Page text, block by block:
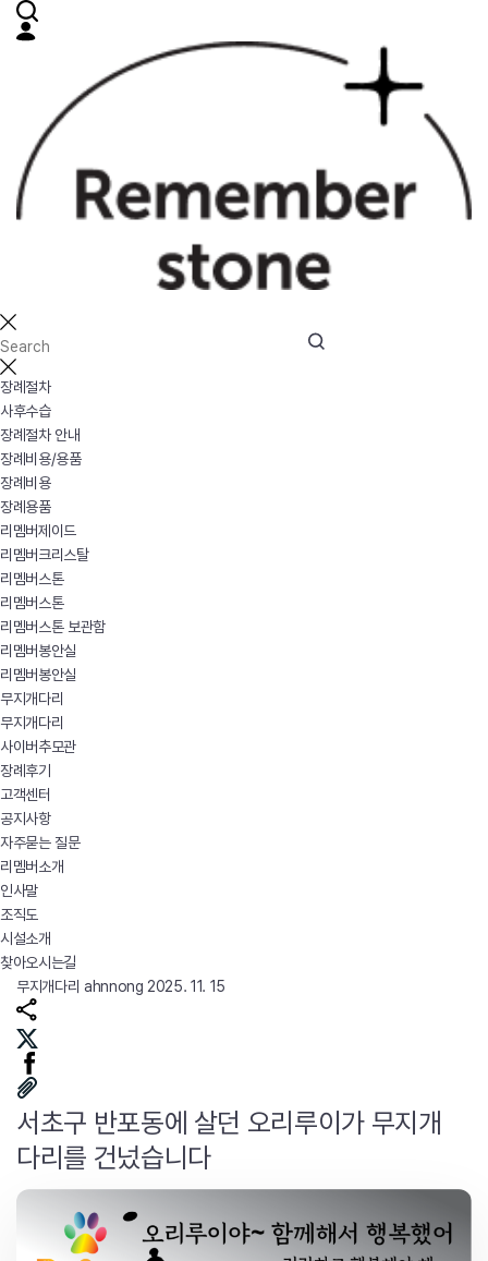
장례절차
사후수습
장례절차 안내
장례비용/용품
장례비용
장례용품
리멤버제이드
리멤버크리스탈
리멤버스톤
리멤버스톤
리멤버스톤 보관함
리멤버봉안실
리멤버봉안실
무지개다리
무지개다리
사이버추모관
장례후기
고객센터
공지사항
자주묻는 질문
리멤버소개
인사말
조직도
시설소개
찾아오시는길
무지개다리 ahnnong 2025. 11. 15
서초구 반포동에 살던 오리루이가 무지개
다리를 건넜습니다